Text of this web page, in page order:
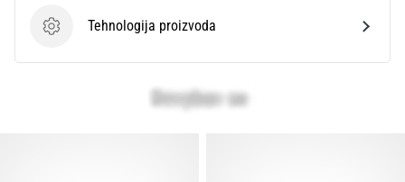
Tehnologija proizvoda
Tehnologija proizvoda